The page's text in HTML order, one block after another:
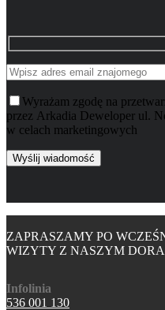
Wyrażam zgodę na
przez Arkadia Deweloper ul.
w celach marketingowych
ZAPRASZAMY PO
WIZYTY Z NASZYM
Infolinia
536 001 130